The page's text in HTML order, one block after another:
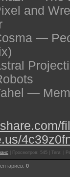
and
—
—
| Просмотров: 545 | Теги: |
0